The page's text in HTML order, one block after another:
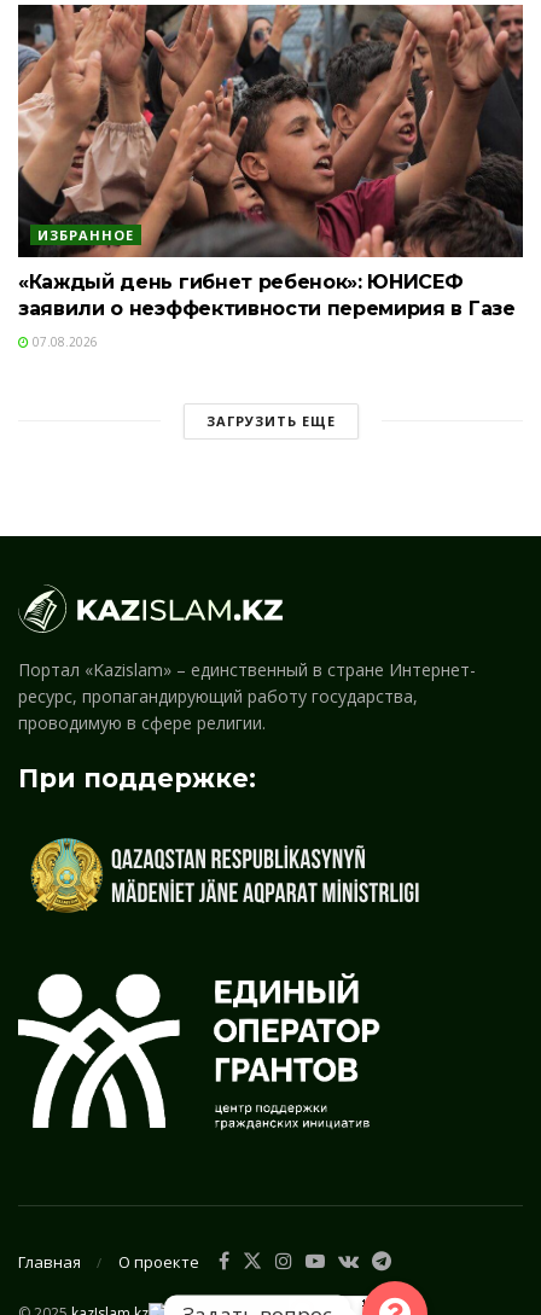
ИЗБРАННОЕ
«Каждый день гибнет ребенок»: ЮНИСЕФ
заявили о неэффективности перемирия в Газе
07.08.2026
ЗАГРУЗИТЬ ЕЩЕ
Портал «Kazislam» – единственный в стране Интернет-
ресурс, пропагандирующий работу государства,
проводимую в сфере религии.
При поддержке:
Главная О проекте